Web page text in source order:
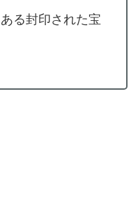
る封印された宝